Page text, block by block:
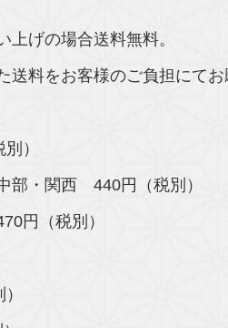
上げの場合送料無料。
送料をお客様のご負担にて
）
部・関西 440円（税別）
円（税別）